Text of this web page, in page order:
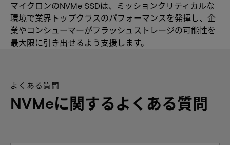
マイクロンのNVMe SSDは、ミッションクリティカルな
環境で業界トップクラスのパフォーマンスを発揮し、企
業やコンシューマーがフラッシュストレージの可能性を
最大限に引き出せるよう支援します。
よくある質問
NVMeに関するよくある質問